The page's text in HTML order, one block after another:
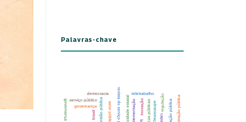
Palavras-chave